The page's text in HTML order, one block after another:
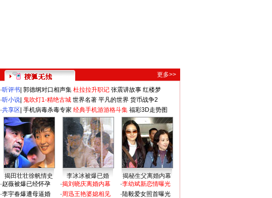
更多>>
·听评书 郭德纲对口相声集 杜拉拉升职记 张震讲故事 红楼梦
·听小说 鬼吹灯1-精绝古城 世界名著 平凡的世界 货币战争2
·共享区 手机病毒杀毒专家 经典手机游游格斗集 福彩3D走势图
揭田壮壮徐帆情史 李冰冰被爆已婚
揭秘生父离婚内幕
·赵薇被爆已经怀孕
·李宇春爆遭母逼婚
·揭刘晓庆离婚内幕
·周迅王艳婆媳相见
·李幼斌新恋情曝光
·陆毅爱女照首曝光